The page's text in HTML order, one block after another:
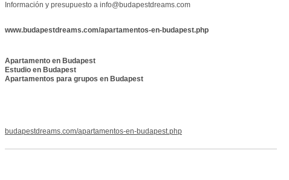
Información y presupuesto a info@budapestdreams.com
www.budapestdreams.com/apartamentos-en-budapest.php
Apartamento en Budapest
Estudio en Budapest
Apartamentos para grupos en Budapest
budapestdreams.com/apartamentos-en-budapest.php